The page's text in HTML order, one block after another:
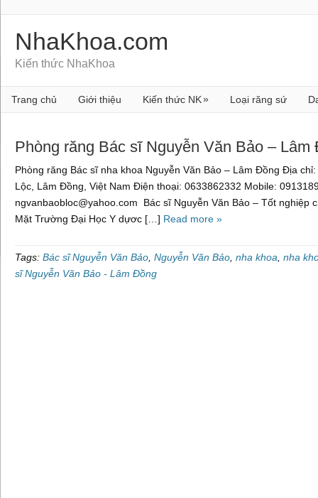
NhaKhoa.com
Kiến thức NhaKhoa
Trang chủ Giới thiệu Kiến thức NK» Loại răng sứ
Phòng răng Bác sĩ Nguyễn Văn Bảo – Lâm
Phòng răng Bác sĩ nha khoa Nguyễn Văn Bảo – Lâm Đồng Địa
Lộc, Lâm Đồng, Việt Nam Điện thoại: 0633862332 Mobile:
ngvanbaobloc@yahoo.com Bác sĩ Nguyễn Văn Bảo – Tốt nghiệp
Mặt Trường Đại Học Y dựơc […] Read more »
Tags: Bác sĩ Nguyễn Văn Bảo Nguyễn Văn Bảo nha khoa nha
sĩ Nguyễn Văn Bảo - Lâm Đồng